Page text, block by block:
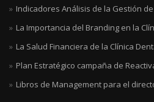
Indicadores Análisis de la Gestión
La Importancia del Branding en la
La Salud Financiera de la Clínica
Plan Estratégico campaña de
Libros de Management para el